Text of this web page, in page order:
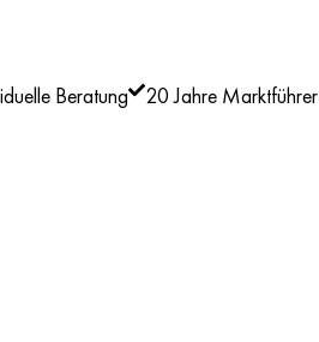
Beratung 20 Jahre Marktführer